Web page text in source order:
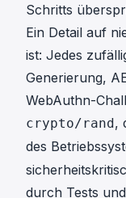
Schritts
Ein Detail auf
ist: Jedes
Generierung,
WebAuthn-
crypto/rand,
des
durch Tests